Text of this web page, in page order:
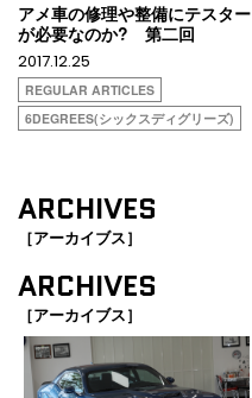
アメ車の修理や整備にテスター
が必要なのか? 第二回
2017.12.25
REGULAR ARTICLES
6DEGREES(シックスディグリーズ)
ARCHIVES
［アーカイブス］
ARCHIVES
［アーカイブス］